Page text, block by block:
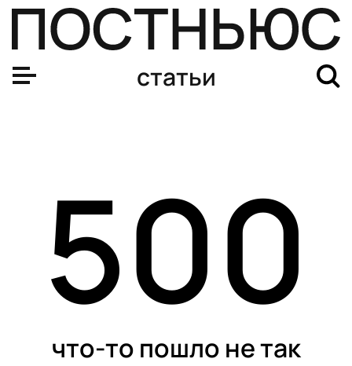
статьи
500
что-то пошло не так